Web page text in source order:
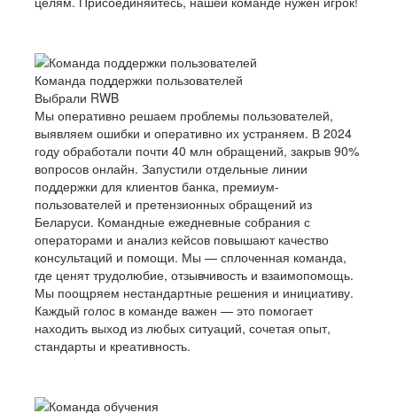
Команда поддержки пользователей
Выбрали RWB
Мы оперативно решаем проблемы пользователей,
выявляем ошибки и оперативно их устраняем. В 2024
году обработали почти 40 млн обращений, закрыв 90%
вопросов онлайн. Запустили отдельные линии
поддержки для клиентов банка, премиум-
пользователей и претензионных обращений из
Беларуси. Командные ежедневные собрания с
операторами и анализ кейсов повышают качество
консультаций и помощи. Мы — сплоченная команда,
где ценят трудолюбие, отзывчивость и взаимопомощь.
Мы поощряем нестандартные решения и инициативу.
Каждый голос в команде важен — это помогает
находить выход из любых ситуаций, сочетая опыт,
стандарты и креативность.